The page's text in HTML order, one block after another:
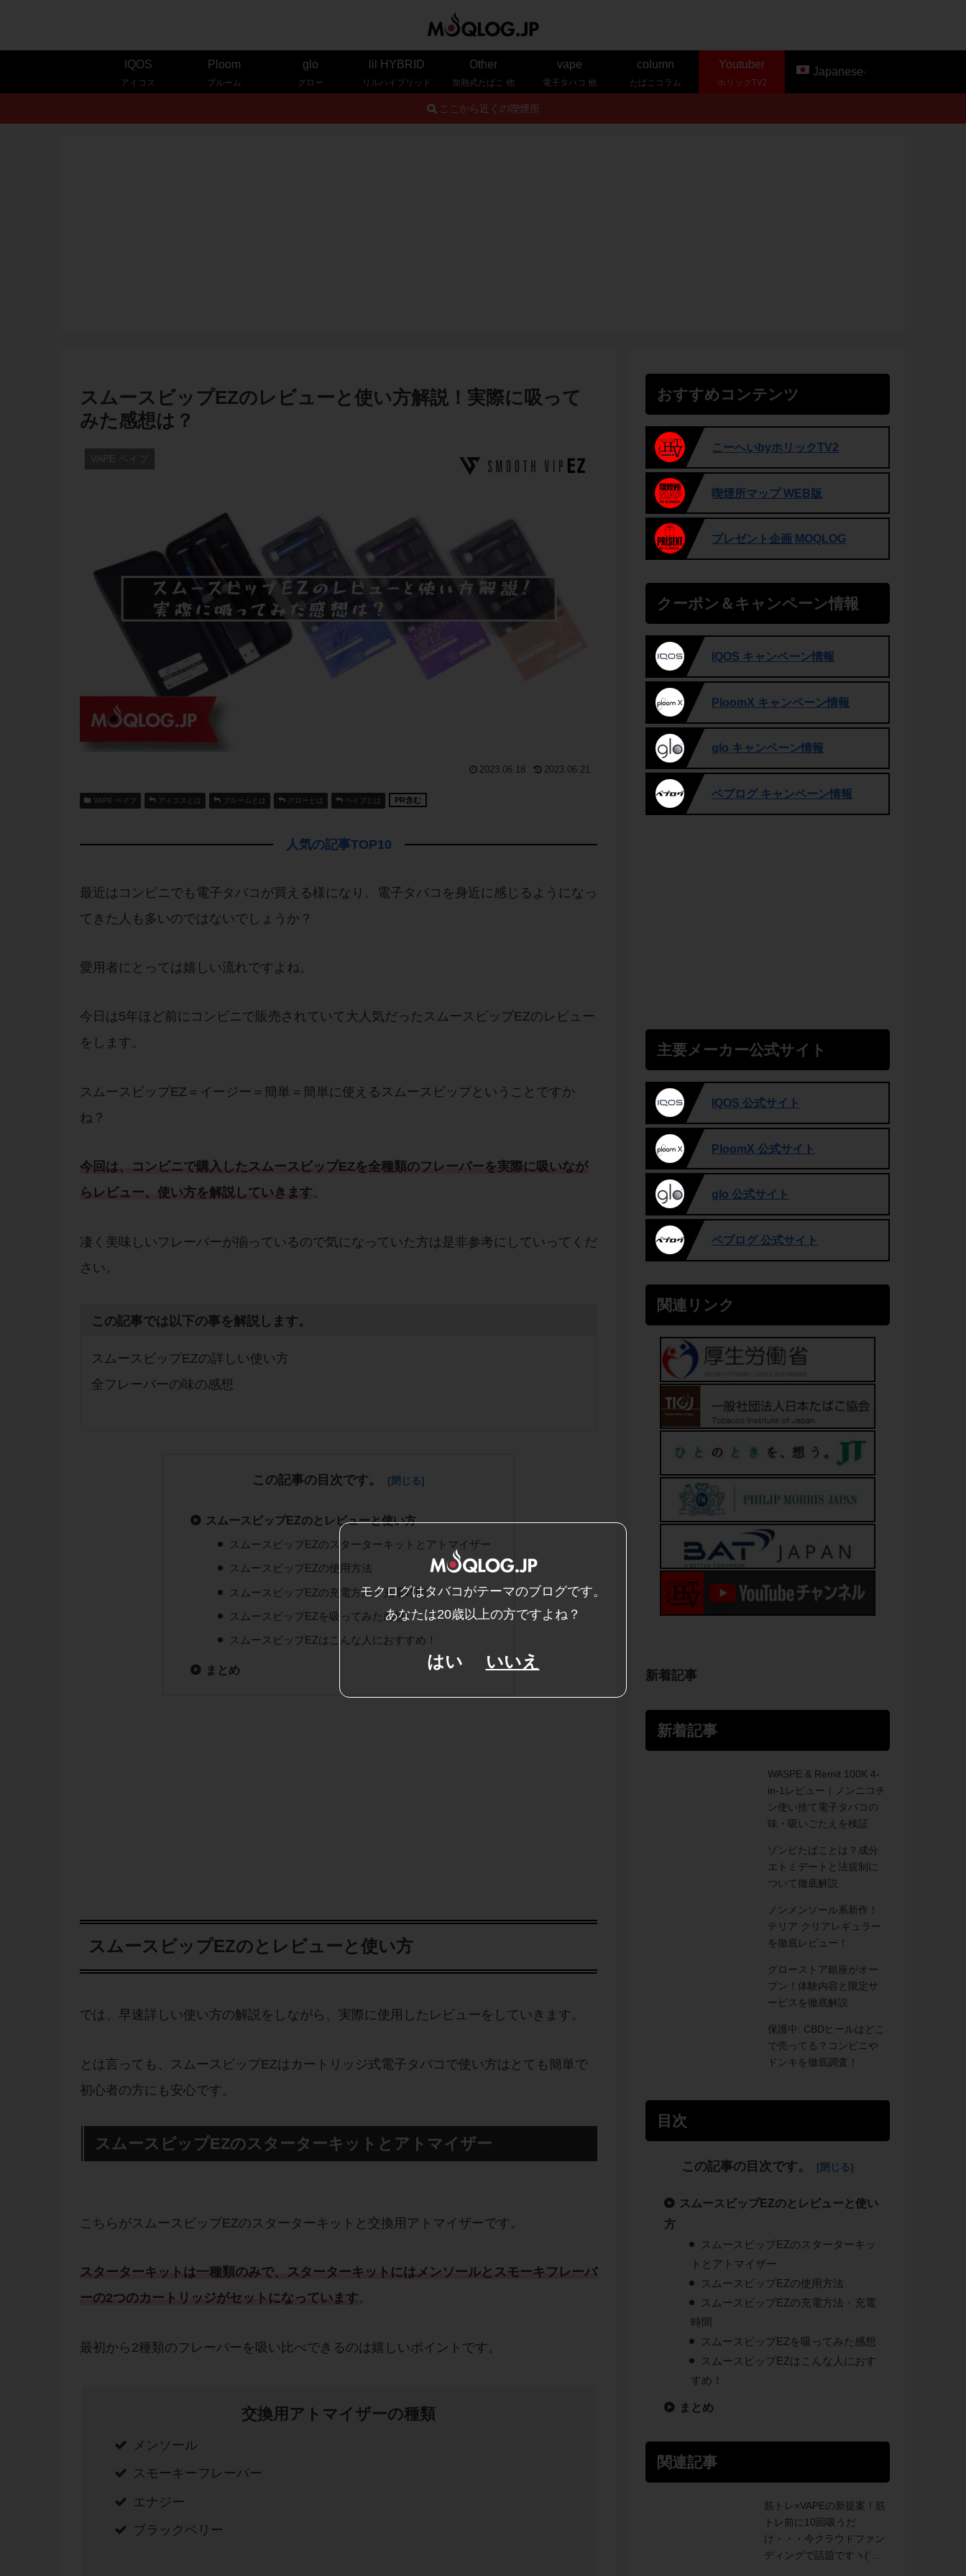
IQOS
アイコス
Ploom
プルーム
glo
グロー
lil HYBRID
リルハイブリッド
Other
加熱式たばこ 他
vape
電子タバコ 他
column
たばこコラム
Youtuber
ホリックTV2
Japanese
ここから近くの喫煙所
スムースビップEZのレビューと使い方解説！実際に吸って
みた感想は？
VAPE ベイプ
2023.06.18 2023.06.21
VAPE ベイプ アイコスとは プルームとは グローとは ベイプとは PR含む
人気の記事TOP10
最近はコンビニでも電子タバコが買える様になり、電子タバコを身近に感じるようになっ
てきた人も多いのではないでしょうか？
愛用者にとっては嬉しい流れですよね。
今日は5年ほど前にコンビニで販売されていて大人気だったスムースビップEZのレビュー
をします。
スムースビップEZ＝イージー＝簡単＝簡単に使えるスムースビップということですか
ね？
今回は、 コンビニで購入 したスムースビップEZを全種類のフレーバーを実際に吸いなが
ら レビュー、 使い方を解説していきます。
凄く美味しいフレーバーが揃っているので気になっていた方は是非参考にしていってくだ
さい。
この記事では以下の事を解説します。
スムースビップEZの詳しい使い方
全フレーバーの味の感想
この記事の目次です。
スムースビップEZのとレビューと使い方
スムースビップEZのスターターキットとアトマイザー
スムースビップEZの使用方法
スムースビップEZの充電方法・充電時間
スムースビップEZを吸ってみた感想
スムースビップEZはこんな人におすすめ！
まとめ
スムースビップEZのとレビューと使い方
では、早速詳しい使い方の解説をしながら、実際に使用したレビューをしていきます。
とは言っても、スムースビップEZはカートリッジ式電子タバコで使い方はとても簡単で
初心者の方にも安心です。
スムースビップEZのスターターキットとアトマイザー
こちらがスムースビップEZのスターターキットと交換用アトマイザーです。
スターターキット は一種類のみで、スターターキットにはメンソールと スモーキフレーバ
ーの2つのカートリッジがセットになっています。
最初から2種類のフレーバーを吸い比べできるのは嬉しいポイントです。
交換用アトマイザーの種類
メンソール
スモーキーフレーバー
エナジー
ブラックベリー
おすすめコンテンツ
こーへいbyホリックTV2
喫煙所マップ WEB版
プレゼント企画 MOQLOG
クーポン＆キャンペーン情報
IQOS キャンペーン情報
PloomX キャンペーン情報
glo キャンペーン情報
ベプログ キャンペーン情報
主要メーカー公式サイト
IQOS 公式サイト
PloomX 公式サイト
glo 公式サイト
ベプログ 公式サイト
関連リンク
新着記事
新着記事
WASPE & Remit 100K 4-
in-1レビュー｜ノンニコチ
ン使い捨て電子タバコの
味・吸いごたえを検証
ゾンビたばことは？成分
エトミデートと法規制に
ついて徹底解説
ノンメンソール系新作！
テリア クリアレギュラー
を徹底レビュー！
グローストア銀座がオー
プン！体験内容と限定サ
ービスを徹底解説
保護中: CBDヒールはどこ
で売ってる？コンビニや
ドンキを徹底調査！
目次
この記事の目次です。
スムースビップEZのとレビューと使い
方
スムースビップEZのスターターキッ
トとアトマイザー
スムースビップEZの使用方法
スムースビップEZの充電方法・充電
時間
スムースビップEZを吸ってみた感想
スムースビップEZはこんな人におす
すめ！
まとめ
関連記事
筋トレ×VAPEの新提案！筋
トレ前に10回吸うだ
け・・・今クラウドファン
ディングで話題ですヽ(´ー
モクログはタバコがテーマのブログです。
あなたは20歳以上の方ですよね？
はい いいえ